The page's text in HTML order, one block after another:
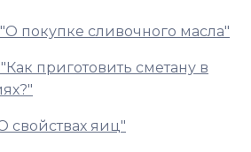
покупке сливочного масла"
приготовить сметану в
свойствах яиц"